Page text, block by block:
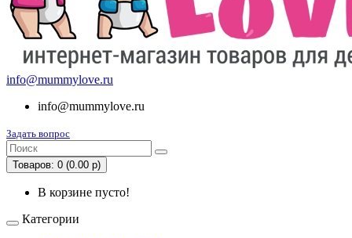
info@mummylove.ru
info@mummylove.ru
Задать вопрос
Товаров: 0 (0.00 р)
В корзине пусто!
Категории